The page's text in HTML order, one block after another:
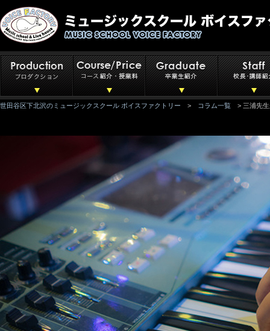
世田谷区下北沢のミュージックスクール ボイスファクトリー > コラム一覧 > 三浦先生